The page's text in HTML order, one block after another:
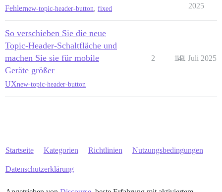
Fehlernew-topic-header-button fixed
2025
So verschieben Sie die neue
Topic-Header-Schaltfläche und
machen Sie sie für mobile
Geräte größer
UXnew-topic-header-button
2 141
19. Juli 2025
Startseite Kategorien Richtlinien Nutzungsbedingungen
Datenschutzerklärung